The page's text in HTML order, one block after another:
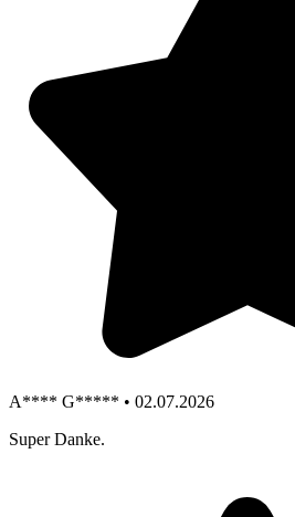
A**** G***** • 02.07.2026
Super Danke.